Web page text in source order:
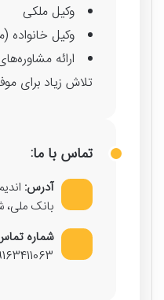
وکیل ملکی
وکیل خانواده
ارائه
تلاش زیاد برای
تماس با ما:
آدرس:
بانک ملی،
شماره